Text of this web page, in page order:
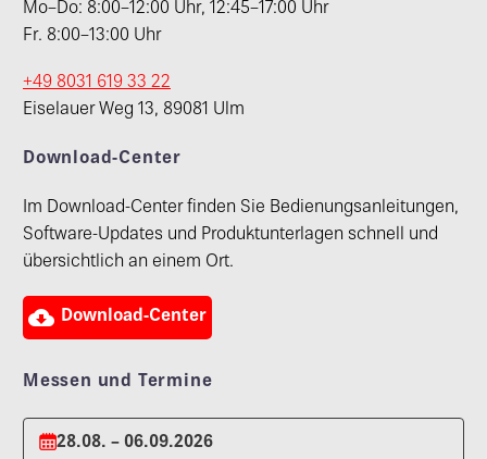
Mo–Do: 8:00–12:00 Uhr, 12:45–17:00 Uhr
Fr. 8:00–13:00 Uhr
+49 8031 619 33 22
Eiselauer Weg 13, 89081 Ulm
Download-Center
Im Download-Center finden Sie Bedienungsanleitungen,
Software-Updates und Produktunterlagen schnell und
übersichtlich an einem Ort.
 Download-Center
Messen und Termine
28.08. – 06.09.2026